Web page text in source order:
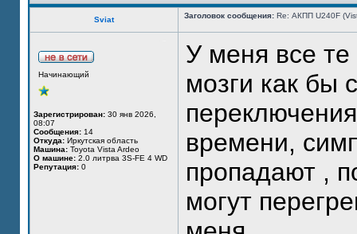
Sviat Заголовок сообщения: Re: АКПП U240F
Начинающий
Зарегистрирован: 30 янв 2026,
08:07
Сообщения: 14
Откуда: Иркутская область
Машина: Toyota Vista Ardeo
О машине: 2.0 литрва 3S-FE 4 WD
Репутация: 0
У меня все
мозги как бы
времени,
пропадают ,
могут